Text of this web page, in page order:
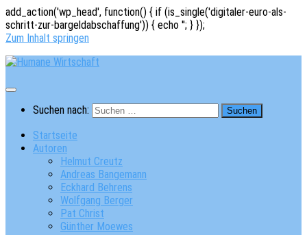
add_action('wp_head', function() { if (is_single('digitaler-euro-als-
schritt-zur-bargeldabschaffung')) { echo ''; } });
Zum Inhalt springen
Suchen nach:
Startseite
Autoren
Helmut Creutz
Andreas Bangemann
Eckhard Behrens
Wolfgang Berger
Pat Christ
Günther Moewes